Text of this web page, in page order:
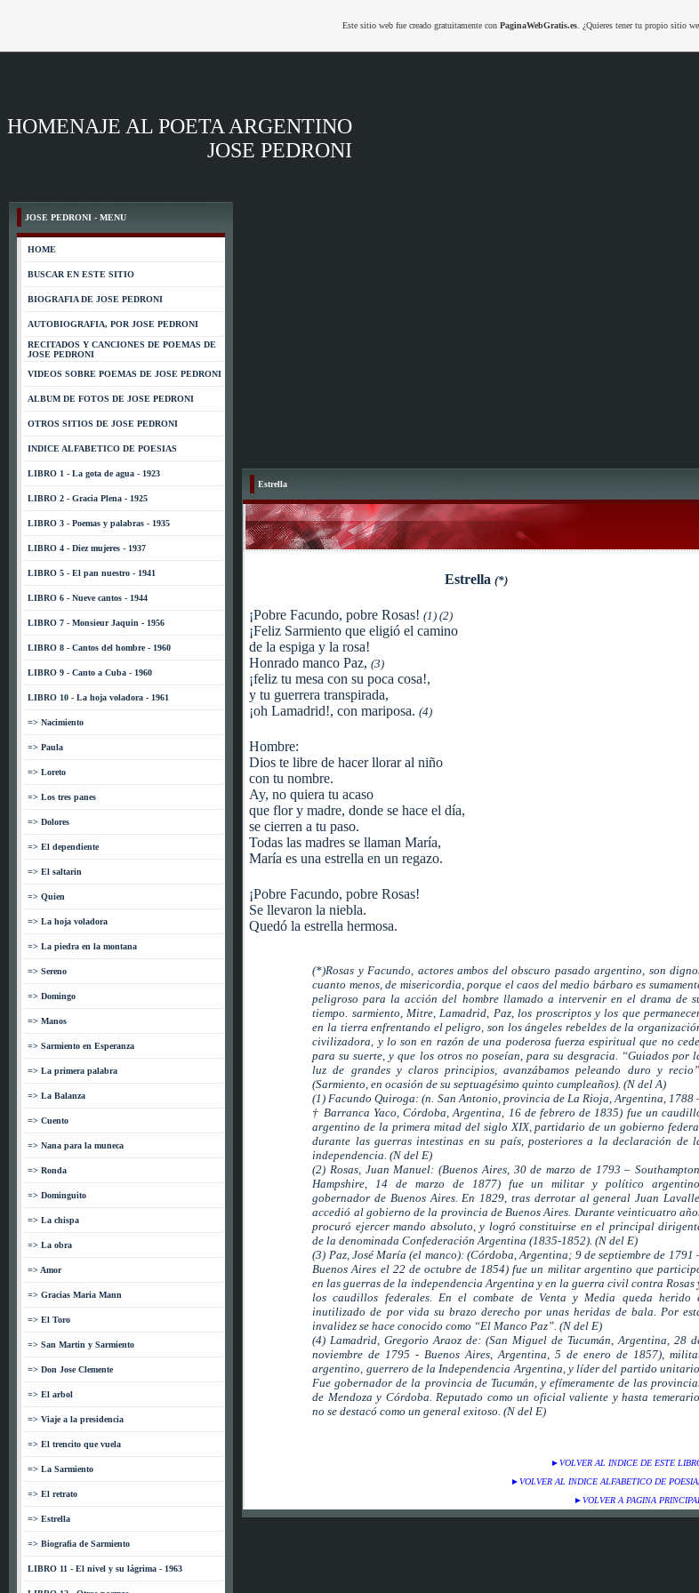
HOMENAJE AL POETA ARGENTINO
JOSE PEDRONI
JOSE PEDRONI - MENU
HOME
BUSCAR EN ESTE SITIO
BIOGRAFIA DE JOSE PEDRONI
AUTOBIOGRAFIA, POR JOSE PEDRONI
RECITADOS Y CANCIONES DE POEMAS DE
JOSE PEDRONI
VIDEOS SOBRE POEMAS DE JOSE PEDRONI
ALBUM DE FOTOS DE JOSE PEDRONI
OTROS SITIOS DE JOSE PEDRONI
INDICE ALFABETICO DE POESIAS
LIBRO 1 - La gota de agua - 1923
LIBRO 2 - Gracia Plena - 1925
LIBRO 3 - Poemas y palabras - 1935
LIBRO 4 - Diez mujeres - 1937
LIBRO 5 - El pan nuestro - 1941
LIBRO 6 - Nueve cantos - 1944
LIBRO 7 - Monsieur Jaquin - 1956
LIBRO 8 - Cantos del hombre - 1960
LIBRO 9 - Canto a Cuba - 1960
LIBRO 10 - La hoja voladora - 1961
=> Nacimiento
=> Paula
=> Loreto
=> Los tres panes
=> Dolores
=> El dependiente
=> El saltarin
=> Quien
=> La hoja voladora
=> La piedra en la montana
=> Sereno
=> Domingo
=> Manos
=> Sarmiento en Esperanza
=> La primera palabra
=> La Balanza
=> Cuento
=> Nana para la muneca
=> Ronda
=> Dominguito
=> La chispa
=> La obra
=> Amor
=> Gracias Maria Mann
=> El Toro
=> San Martin y Sarmiento
=> Don Jose Clemente
=> El arbol
=> Viaje a la presidencia
=> El trencito que vuela
=> La Sarmiento
=> El retrato
=> Estrella
=> Biografia de Sarmiento
LIBRO 11 - El nivel y su lágrima - 1963
Estrella
Estrella (*)
¡Pobre Facundo, pobre Rosas! (1) (2)
¡Feliz Sarmiento que eligió el camino
de la espiga y la rosa!
Honrado manco Paz, (3)
¡feliz tu mesa con su poca cosa!,
y tu guerrera transpirada,
¡oh Lamadrid!, con mariposa. (4)
Hombre:
Dios te libre de hacer llorar al niño
con tu nombre.
Ay, no quiera tu acaso
que flor y madre, donde se hace el día,
se cierren a tu paso.
Todas las madres se llaman María,
María es una estrella en un regazo.
¡Pobre Facundo, pobre Rosas!
Se llevaron la niebla.
Quedó la estrella hermosa.
(*)Rosas y Facundo, actores ambos del obscuro pasado argentino, son
cuanto menos, de misericordia, porque el caos del medio bárbaro es
peligroso para la acción del hombre llamado a intervenir en el drama de
tiempo. sarmiento, Mitre, Lamadrid, Paz, los proscriptos y los que
en la tierra enfrentando el peligro, son los ángeles rebeldes de la
civilizadora, y lo son en razón de una poderosa fuerza espiritual que no
para su suerte, y que los otros no poseían, para su desgracia. “Guiados por
luz de grandes y claros principios, avanzábamos peleando duro y
(Sarmiento, en ocasión de su septuagésimo quinto cumpleaños). (N del A)
(1) Facundo Quiroga: (n. San Antonio, provincia de La Rioja, Argentina, 1788
† Barranca Yaco, Córdoba, Argentina, 16 de febrero de 1835) fue un
argentino de la primera mitad del siglo XIX, partidario de un gobierno
durante las guerras intestinas en su país, posteriores a la declaración de
independencia. (N del E)
(2) Rosas, Juan Manuel: (Buenos Aires, 30 de marzo de 1793 –
Hampshire, 14 de marzo de 1877) fue un militar y político
gobernador de Buenos Aires. En 1829, tras derrotar al general Juan
accedió al gobierno de la provincia de Buenos Aires. Durante veinticuatro
procuró ejercer mando absoluto, y logró constituirse en el principal
de la denominada Confederación Argentina (1835-1852). (N del E)
(3) Paz, José María (el manco): (Córdoba, Argentina; 9 de septiembre de 1791
Buenos Aires el 22 de octubre de 1854) fue un militar argentino que
en las guerras de la independencia Argentina y en la guerra civil contra Rosas
los caudillos federales. En el combate de Venta y Media queda herido
inutilizado de por vida su brazo derecho por unas heridas de bala. Por
invalidez se hace conocido como “El Manco Paz”. (N del E)
(4) Lamadrid, Gregorio Araoz de: (San Miguel de Tucumán, Argentina, 28
noviembre de 1795 - Buenos Aires, Argentina, 5 de enero de 1857),
argentino, guerrero de la Independencia Argentina, y líder del partido
Fue gobernador de la provincia de Tucumán, y efímeramente de las
de Mendoza y Córdoba. Reputado como un oficial valiente y hasta
no se destacó como un general exitoso. (N del E)
►VOLVER AL INDICE DE ESTE
►VOLVER AL INDICE ALFABETICO DE
►VOLVER A PAGINA
Este sitio web fue creado gratuitamente con PaginaWebGratis.es. ¿Quieres tener tu propio sitio